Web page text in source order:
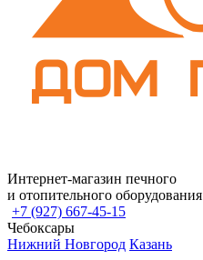
Интернет-магазин печного
и отопительного оборудования
+7 (927) 667-45-15
Чебоксары
Нижний Новгород Казань